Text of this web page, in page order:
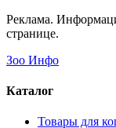
Реклама.
странице.
Зоо Инфо
Каталог
Товары для